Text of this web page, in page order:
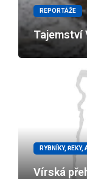
REPORTÁŽE
Tajemství
RYBNÍKY, ŘEKY,
Vírská